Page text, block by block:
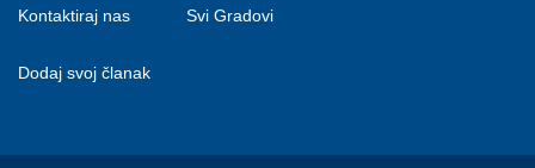
Kontaktiraj nas
Dodaj svoj članak
Svi Gradovi